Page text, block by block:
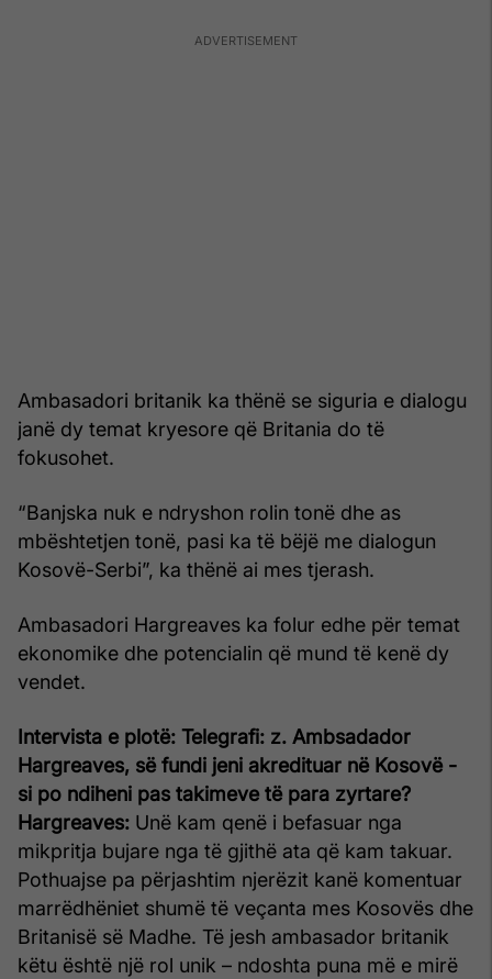
Ambasadori britanik ka thënë se siguria e dialogu
janë dy temat kryesore që Britania do të
fokusohet.
“Banjska nuk e ndryshon rolin tonë dhe as
mbështetjen tonë, pasi ka të bëjë me dialogun
Kosovë-Serbi”, ka thënë ai mes tjerash.
Ambasadori Hargreaves ka folur edhe për temat
ekonomike dhe potencialin që mund të kenë dy
vendet.
Intervista e plotë: Telegrafi: z. Ambsadador
Hargreaves, së fundi jeni akredituar në Kosovë -
si po ndiheni pas takimeve të para zyrtare?
Hargreaves: Unë kam qenë i befasuar nga
mikpritja bujare nga të gjithë ata që kam takuar.
Pothuajse pa përjashtim njerëzit kanë komentuar
marrëdhëniet shumë të veçanta mes Kosovës dhe
Britanisë së Madhe. Të jesh ambasador britanik
këtu është një rol unik – ndoshta puna më e mirë